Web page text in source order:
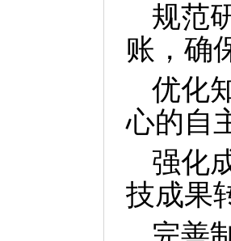
规范
账，确
优化
心的自
强化
技成果